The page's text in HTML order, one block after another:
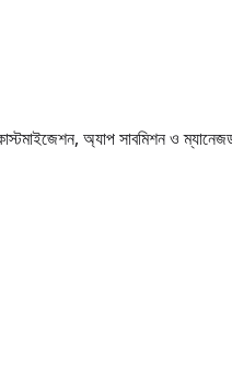
অ্যাপ সাবমিশন ও ম্যানেজড